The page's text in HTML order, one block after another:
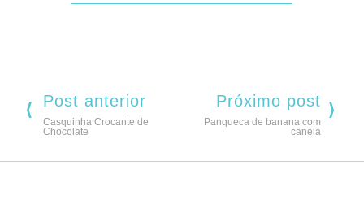
Post anterior
Casquinha Crocante de
Chocolate
Próximo post
Panqueca de banana com
canela